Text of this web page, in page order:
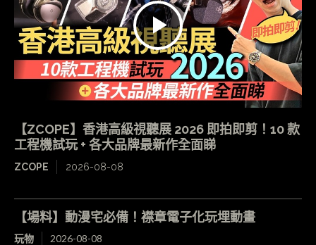
【ZCOPE】香港高級視聽展 2026 即拍即剪！10 款
工程機試玩 + 各大品牌最新作全面睇
ZCOPE 2026-08-08
【場料】動漫宅必備！襟章電子化玩埋動畫
玩物 2026-08-08